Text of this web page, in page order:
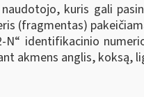
naudotojo, kuris gali
(fragmentas)
N“ identifikacinio
akmens anglis, koksą,